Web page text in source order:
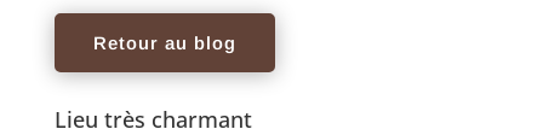
Retour au blog
Lieu très charmant